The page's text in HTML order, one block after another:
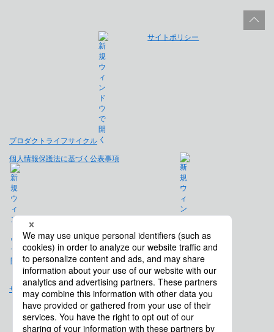
プロダクトライフサイクル
サイトポリシー
個人情報保護法に基づく公表事項
免責事項
サイトマップ